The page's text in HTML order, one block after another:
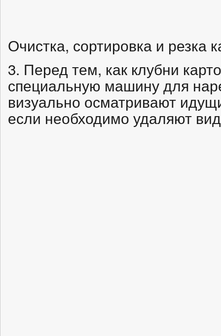
Очистка, сортировка и резка
3. Перед тем, как клубни
специальную машину для
визуально осматривают
если необходимо удаляют